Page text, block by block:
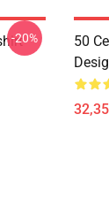
-20%
50